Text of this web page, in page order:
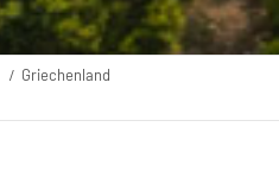
Griechenland